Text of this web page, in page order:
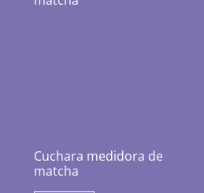
Cuchara medidora de
matcha